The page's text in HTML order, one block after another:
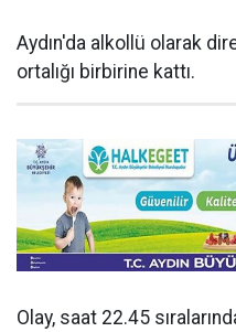
Aydın'da alkollü olarak
ortalığı birbirine kattı.
Olay, saat 22.45